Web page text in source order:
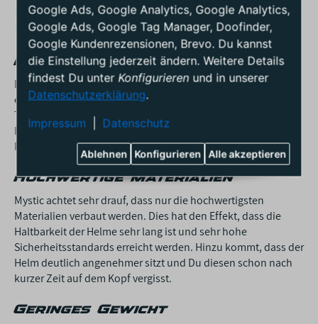
Warum einen Mystic
Wakeboard Helm
Maximaler Tragekomfort
Dank eines hochwertigen Innenmaterials und einer
ergonomischen Passform, bieten Dir die Helme einen idealen
Tragekomfort und sorgen somit für einen maximalen
Fahrspaß. Mit verschiedenen Verstellsystemen kannst Du die
Passform zudem noch optimieren und perfekt einstellen.
Hochwertige Materialien
Mystic achtet sehr drauf, dass nur die hochwertigsten
Materialien verbaut werden. Dies hat den Effekt, dass die
Haltbarkeit der Helme sehr lang ist und sehr hohe
Sicherheitsstandards erreicht werden. Hinzu kommt, dass der
Helm deutlich angenehmer sitzt und Du diesen schon nach
kurzer Zeit auf dem Kopf vergisst.
Geringes Gewicht
Google Ads, Google Analytics, Google Analytics,
Google Ads, Google Tag Manager, Doofinder,
Google Kundenrezensionen, Brevo. Du kannst
die Einstellung jederzeit ändern. Weitere Details
findest Du unter Konfigurierenund in unserer
Datenschutzerklärung.
Impressum
Datenschutz
Alle akzeptieren
Konfigurieren
Ablehnen